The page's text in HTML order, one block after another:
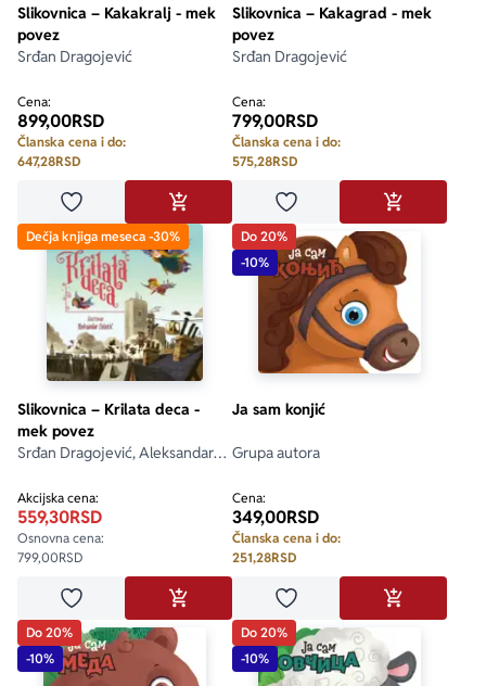
Slikovnica – Kakakralj - mek
povez
Srđan Dragojević
Cena:
899,00RSD
Članska cena i do:
647,28RSD
Dodaj u omiljeneDODAJ U KORPU
Slikovnica – Kakagrad - mek
povez
Srđan Dragojević
Cena:
799,00RSD
Članska cena i do:
575,28RSD
Dodaj u omiljeneDODAJ U
Dečja knjiga meseca -30%
Slikovnica – Krilata deca -
mek povez
Srđan Dragojević, Aleksandar
Akcijska cena:
559,30RSD
Osnovna cena:
799,00RSD
Dodaj u omiljeneDODAJ U KORPU
Do 20%
-10%
Ja sam konjić
Grupa autora
Cena:
349,00RSD
Članska cena i do:
251,28RSD
Dodaj u omiljeneDODAJ U
Do 20%
-10%
Do 20%
-10%